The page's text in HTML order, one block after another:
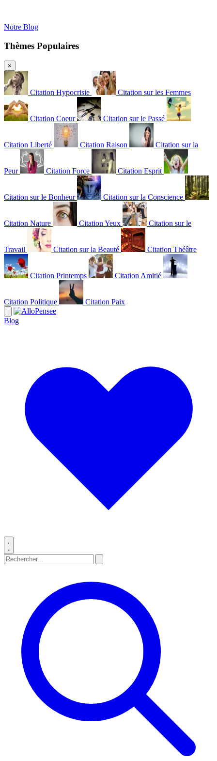
Notre Blog
Thèmes Populaires
×
Citation Hypocrisie Citation sur les Femmes
Citation Coeur Citation sur le Passé
Citation Liberté Citation Raison Citation sur la
Peur Citation Force Citation Esprit
Citation sur le Bonheur Citation sur la Conscience
Citation Nature Citation Yeux Citation sur le
Travail Citation sur la Beauté Citation Théâtre
Citation Printemps Citation Amitié
Citation Politique Citation Paix
Blog